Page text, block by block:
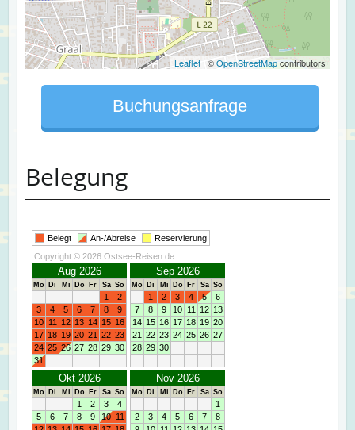
Leaflet | ©OpenStreetMapcontributors
Buchungsanfrage
Belegung